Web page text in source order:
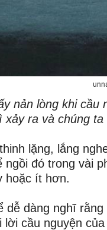
nản lòng khi cầu
ra và chúng
lặng, lắng
ngồi đó trong vài
hoặc ít hơn.
dễ dàng nghĩ
lời cầu nguyện